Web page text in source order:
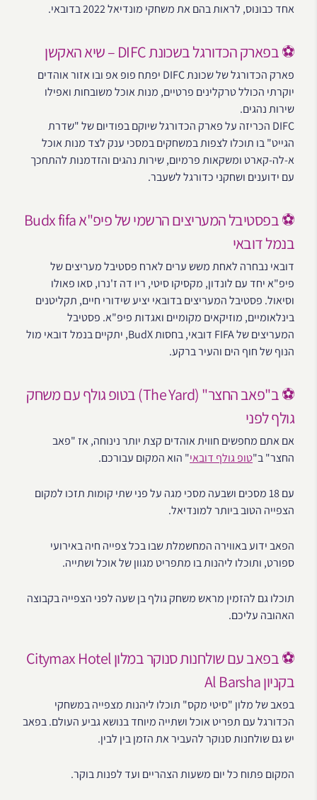
אחד כבונוס, לראות בהם את משחקי מונדיאל 2022 בדובאי.
⚽ בפארק הכדורגל בשכונת DIFC – שיא האקשן
פארק הכדורגל של שכונת DIFC יפתח פופ אפ ובו אזור אוהדים
יוקרתי הכולל טרקלינים פרטיים, מנות אוכל משובחות ואפילו
שירות נהגים.
DIFC הכריזה על פארק הכדורגל שיוקם בפודיום של "שדרת
הגייט" בו תוכלו לצפות במשחקים במסכי ענק לצד מנות אוכל
א-לה-קארט ומשקאות פרמיום, שירות נהגים והזדמנות להתחכך
עם ידוענים ושחקני כדורגל לשעבר.
⚽ בפסטיבל המעריצים הרשמי של פיפ"א Budx fifa
בנמל דובאי
דובאי נבחרה לאחת משש ערים לארח פסטיבל מעריצים של
פיפ"א יחד עם לונדון, מקסיקו סיטי, ריו דה ז'נרו, סאו פאולו
וסיאול. פסטיבל המעריצים בדובאי יציע שידורי חיים, תקליטנים
בינלאומיים, מוזיקאים מקומיים ואגדות פיפ"א. פסטיבל
המעריצים של FIFA דובאי, בחסות BudX, יתקיים בנמל דובאי מול
הנוף של חוף הים והעיר ברקע.
⚽ ב"פאב החצר" (The Yard) בטופ גולף עם משחק
גולף לפני
אם אתם מחפשים חווית אוהדים קצת יותר נינוחה, אז "פאב
החצר" ב"טופ גולף דובאי" הוא המקום עבורכם.
עם 18 מסכים ושבעה מסכי מגה על פני שתי קומות תזכו למקום
הצפייה הטוב ביותר למונדיאל.
הפאב ידוע באווירה המחשמלת שבו בכל צפייה חיה באירועי
ספורט, ותוכלו ליהנות בו מתפריט מגוון של אוכל ושתייה.
תוכלו גם להזמין מראש משחק גולף בן שעה לפני הצפייה בקבוצה
האהובה עליכם.
⚽ בפאב עם שולחנות סנוקר במלון Citymax Hotel
בקניון Al Barsha
בפאב של מלון "סיטי מקס" תוכלו ליהנות מצפייה במשחקי
הכדורגל עם תפריט אוכל ושתייה מיוחד בנושא גביע העולם. בפאב
יש גם שולחנות סנוקר להעביר את הזמן בין לבין.
המקום פתוח כל יום משעות הצהריים ועד לפנות בוקר.